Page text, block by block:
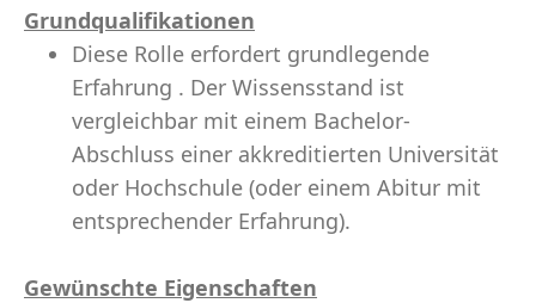
Grundqualifikationen
Diese Rolle erfordert grundlegende
Erfahrung . Der Wissensstand ist
vergleichbar mit einem Bachelor-
Abschluss einer akkreditierten Universität
oder Hochschule (oder einem Abitur mit
entsprechender Erfahrung).
Gewünschte Eigenschaften